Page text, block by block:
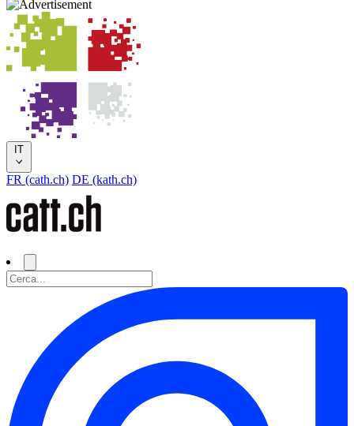
IT
FR (cath.ch) DE (kath.ch)